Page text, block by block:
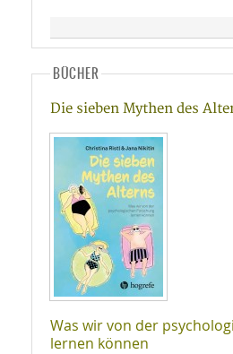
BÜCHER
Die sieben Mythen des
Was wir von der
lernen können